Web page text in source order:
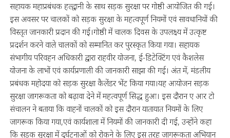
सहायक महाप्रबंधक हल्द्वानी के साथ सड़क सुरक्षा पर गोष्ठी आयोजित की गई।
इस अवसर पर चालकों को सड़क सुरक्षा के महत्वपूर्ण नियमों एवं सावधानियों की
विस्तृत जानकारी प्रदान की गई।गोष्ठी में चालक दिवस के उपलक्ष्य में उत्कृष्ट
प्रदर्शन करने वाले चालकों को सम्मानित कर पुरस्कृत किया गया। सहायक
संभागीय परिवहन अधिकारी द्वारा राहवीर योजना, ई-डिटेक्टिंग एवं कैशलेस
योजना के लाभों एवं कार्यप्रणाली की जानकारी साझा की गई। अंत में, मंडलीय
प्रबंधक महोदया को सड़क सुरक्षा कैलेंडर भेंट किया गया।यह आयोजन सड़क
सुरक्षा जागरूकता को बढ़ावा देने में महत्वपूर्ण सिद्ध हुआ। इस दौरान ए आर टो
संचालन ने बताया कि वाहनों चालकों को इस दौरान यातायात नियमों के लिए
जागरूक किया गया,एवं कार्यशाला में नियमों की जानकारी दी गई, उन्होंने कहा
कि सड़क सुरक्षा में दुर्घटनाओं को रोकने के लिए इस तरह जागरूकता अभियान